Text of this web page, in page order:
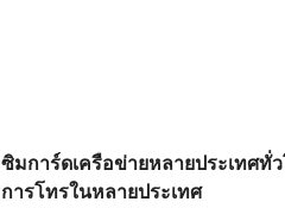
ซิมการ์ดเครือข่ายหลายประเทศทั่
การโทรในหลายประเทศ